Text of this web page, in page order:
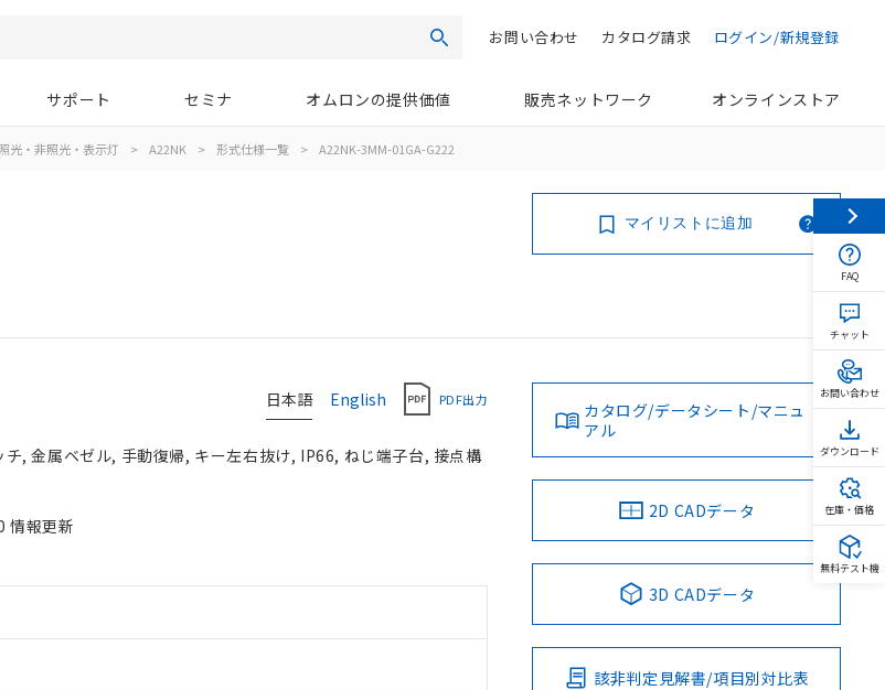
検索 ログイン/新規登録
カタログ請求
お問い合わせ
サポート セミナ オムロンの提供価値 販売ネットワーク オンラインストア
光・非照光・表示灯 > A22NK > 形式仕様一覧 > A22NK-3MM-01GA-G222
マイリストに追加
日本語 English PDF出力
, 金属ベゼル, 手動復帰, キー左右抜け, IP66, ねじ端子台, 接点構
情報更新
カタログ/データシート/マニュ
アル
2D CADデータ
3D CADデータ
該非判定見解書/項目別対比表
FAQ
チャット
お問い合わせ
ダウンロード
在庫・価格
無料テスト機